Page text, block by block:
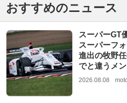
おすすめのニュース
スーパーGT
スーパーフ
進出の牧野
でと違うメ
2026.08.08